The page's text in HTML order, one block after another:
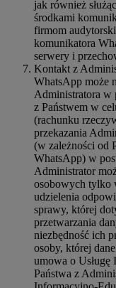
jak również
środkami
firmom
komunikatora
serwery i
Kontakt z
WhatsApp może
Administratora w
z Państwem w
(rachunku
przekazania
(w zależności od
WhatsApp) w
Administrator
osobowych tylko
udzielenia
sprawy, której
przetwarzania
niezbędność ich
osoby, której
umowa o
Państwa z